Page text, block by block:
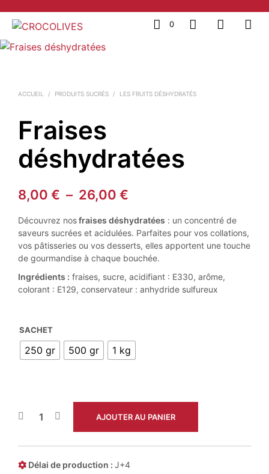
0
ACCUEIL / PRODUITS SUCRÉS / LES FRUITS DÉSHYDRATÉS
Fraises
déshydratées
8,00 € – 26,00 €
de
prix :
8,00 €
à
26,00 €
Découvrez nosfraises déshydratées : un concentré de
saveurs sucrées et acidulées. Parfaites pour vos collations,
vos pâtisseries ou vos desserts, elles apportent une touche
de gourmandise à chaque bouchée.
Ingrédients : fraises, sucre, acidifiant : E330, arôme,
colorant : E129, conservateur : anhydride sulfureux
SACHET
250 gr 500 gr 1 kg
AJOUTER AU PANIER
Délai de production : J+4